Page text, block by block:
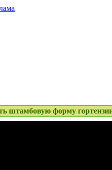
штамбовую форму